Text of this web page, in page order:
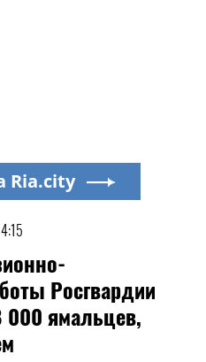
Росгвардии
000 ямальцев,
Ria.city